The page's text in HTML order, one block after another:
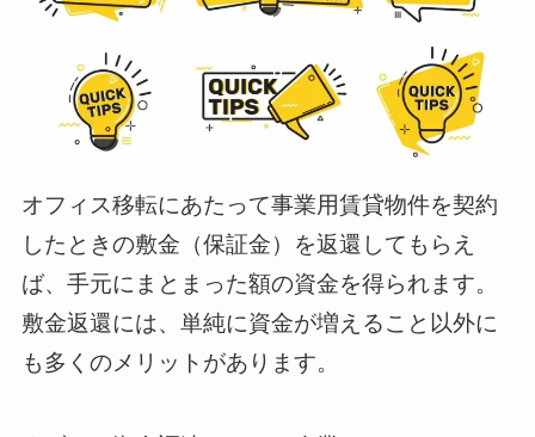
オフィス移転にあたって事業用賃貸物件を契約
したときの敷金（保証金）を返還してもらえ
ば、手元にまとまった額の資金を得られます。
敷金返還には、単純に資金が増えること以外に
も多くのメリットがあります。